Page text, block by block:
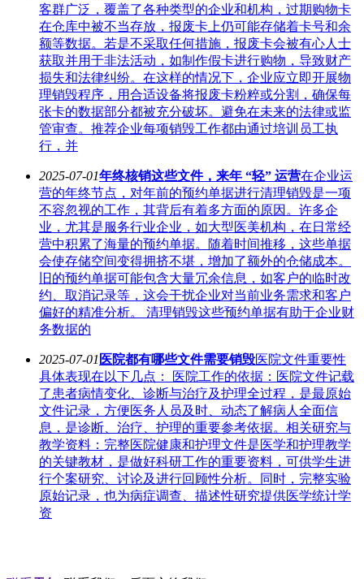
客群广泛，覆盖了各种类型的企业和机构，过期购物卡
在仓库中被不当存放，报废卡上仍可能存储着卡号和余
额等数据。若是不采取任何措施，报废卡会被有心人士
获取并用于非法活动，如制作假卡进行购物，导致财产
损失和法律纠纷。在这样的情况下，企业应立即开展物
理销毁程序，用合适设备将报废卡粉粹或分割，确保每
张卡的数据部分都被充分破坏。避免在未来的法律或监
管审查。推荐企业每项销毁工作都由通过培训员工执
行，并
2025-07-01年终核销这些文件，来年 “轻” 运营在企业运
营的年终节点，对年前的预约单据进行清理销毁是一项
不容忽视的工作，其背后有着多方面的原因。许多企
业，尤其是服务行业企业，如大型医美机构，在日常经
营中积累了海量的预约单据。随着时间推移，这些单据
会使存储空间变得拥挤不堪，增加了额外的仓储成本。
旧的预约单据可能包含大量冗余信息，如客户的临时改
约、取消记录等，这会干扰企业对当前业务需求和客户
偏好的精准分析。 清理销毁这些预约单据有助于企业财
务数据的
2025-07-01 医院都有哪些文件需要销毁医院文件重要性
具体表现在以下几点： 医院工作的依据：医院文件记载
了患者病情变化、诊断与治疗及护理全过程，是最原始
文件记录，方便医务人员及时、动态了解病人全面信
息，是诊断、治疗、护理的重要参考依据。相关研究与
教学资料：完整医院健康和护理文件是医学和护理教学
的关键教材，是做好科研工作的重要资料，可供学生进
行个案研究、讨论及进行回顾性分析。同时，完整实验
原始记录，也为病症调查、描述性研究提供医学统计学
资